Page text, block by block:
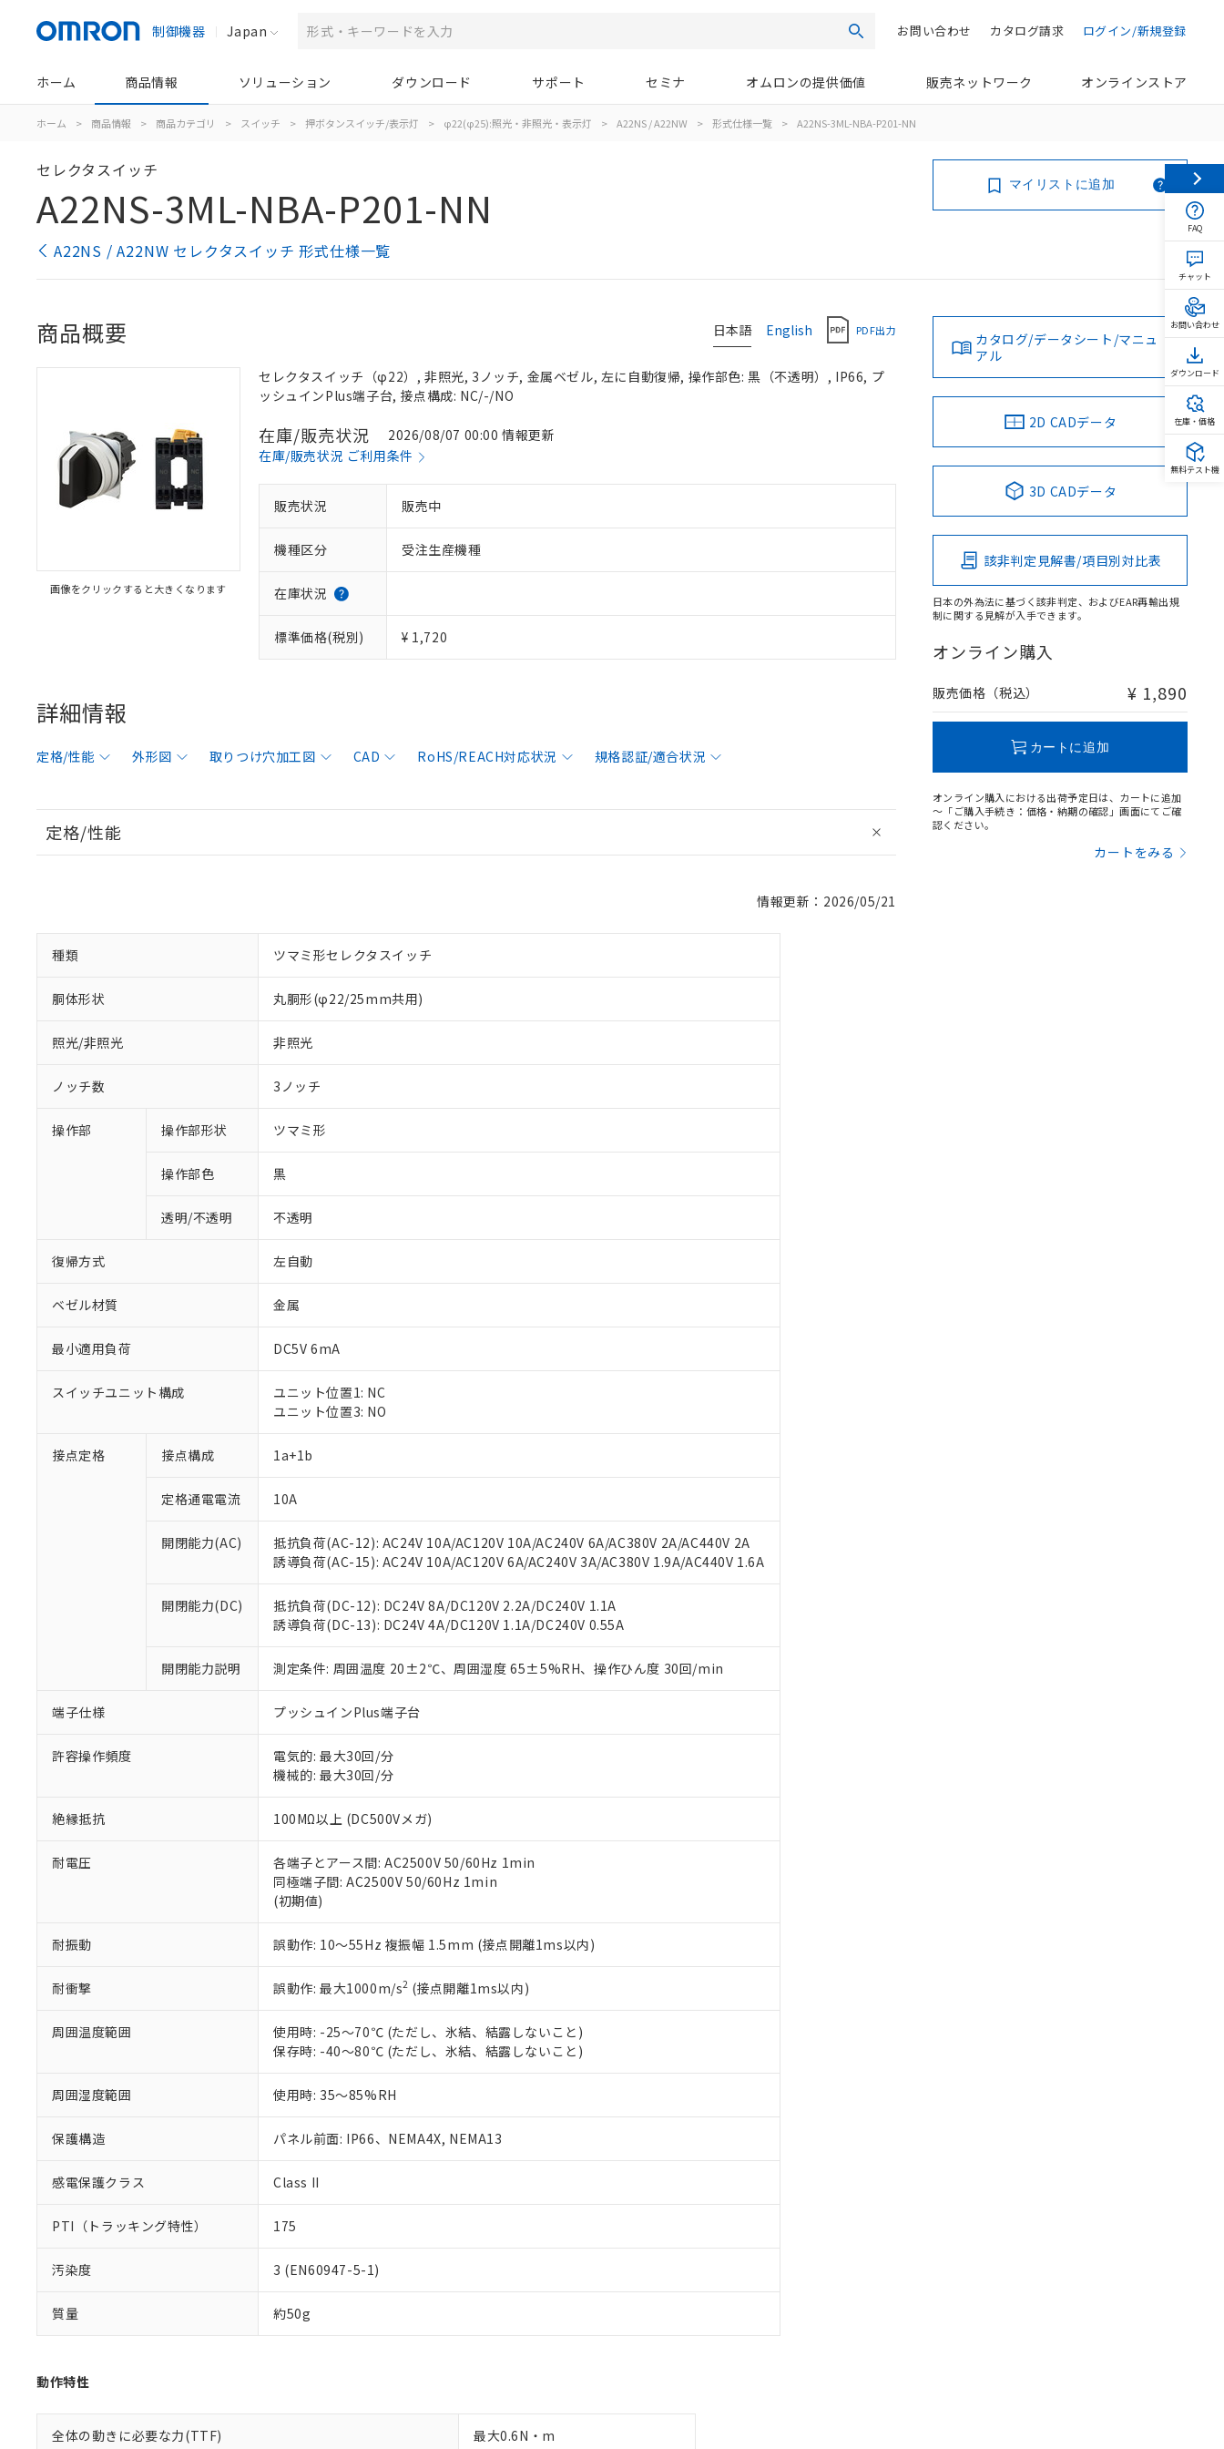
制御機器 Japan 検索 ログイン/新規登録
カタログ請求
お問い合わせ
ホーム 商品情報 ソリューション ダウンロード サポート セミナ オムロンの提供価値 販売ネットワーク オンラインストア
ホーム > 商品情報 > 商品カテゴリ > スイッチ > 押ボタンスイッチ/表示灯 > φ22(φ25):照光・非照光・表示灯 > A22NS / A22NW > 形式仕様一覧 > A22NS-3ML-NBA-P201-NN
セレクタスイッチ
A22NS-3ML-NBA-P201-NN
A22NS / A22NW セレクタスイッチ 形式仕様一覧
マイリストに追加
日本語 English PDF出力
商品概要
画像をクリックすると大きくなります
セレクタスイッチ（φ22）, 非照光, 3ノッチ, 金属ベゼル, 左に自動復帰, 操作部色: 黒（不透明）, IP66, プ
ッシュインPlus端子台, 接点構成: NC/-/NO
在庫/販売状況
2026/08/07 00:00 情報更新
在庫/販売状況 ご利用条件
販売状況 販売中
機種区分 受注生産機種
在庫状況
標準価格(税別) ¥ 1,720
詳細情報
定格/性能 外形図 取りつけ穴加工図 CAD RoHS/REACH対応状況 規格認証/適合状況
定格/性能
情報更新：2026/05/21
種類 ツマミ形セレクタスイッチ
胴体形状 丸胴形(φ22/25mm共用)
照光/非照光 非照光
ノッチ数 3ノッチ
操作部 操作部形状 ツマミ形
操作部色 黒
透明/不透明 不透明
復帰方式 左自動
ベゼル材質 金属
最小適用負荷 DC5V 6mA
スイッチユニット構成
ユニット位置1: NC
ユニット位置3: NO
接点定格 接点構成 1a+1b
定格通電電流 10A
開閉能力(AC)
抵抗負荷(AC-12): AC24V 10A/AC120V 10A/AC240V 6A/AC380V 2A/AC440V 2A
誘導負荷(AC-15): AC24V 10A/AC120V 6A/AC240V 3A/AC380V 1.9A/AC440V 1.6A
開閉能力(DC)
抵抗負荷(DC-12): DC24V 8A/DC120V 2.2A/DC240V 1.1A
誘導負荷(DC-13): DC24V 4A/DC120V 1.1A/DC240V 0.55A
開閉能力説明 測定条件: 周囲温度 20±2℃、周囲湿度 65±5%RH、操作ひん度 30回/min
端子仕様 プッシュインPlus端子台
許容操作頻度
電気的: 最大30回/分
機械的: 最大30回/分
絶縁抵抗 100MΩ以上 (DC500Vメガ)
耐電圧
各端子とアース間: AC2500V 50/60Hz 1min
同極端子間: AC2500V 50/60Hz 1min
(初期値)
耐振動 誤動作: 10～55Hz 複振幅 1.5mm (接点開離1ms以内)
耐衝撃 誤動作: 最大1000m/s2 (接点開離1ms以内)
周囲温度範囲
使用時: -25～70℃ (ただし、氷結、結露しないこと)
保存時: -40～80℃ (ただし、氷結、結露しないこと)
周囲湿度範囲 使用時: 35～85%RH
保護構造 パネル前面: IP66、NEMA4X, NEMA13
感電保護クラス Class II
PTI（トラッキング特性） 175
汚染度 3 (EN60947-5-1)
質量 約50g
動作特性
全体の動きに必要な力(TTF) 最大0.6N・m
カタログ/データシート/マニュ
アル
2D CADデータ
3D CADデータ
該非判定見解書/項目別対比表
日本の外為法に基づく該非判定、およびEAR再輸出規
制に関する見解が入手できます。
オンライン購入
販売価格（税込） ¥ 1,890
カートに追加
オンライン購入における出荷予定日は、カートに追加
～「ご購入手続き：価格・納期の確認」画面にてご確
認ください。
カートをみる
ご利用条件
以下の条件をお読みいただき、同意のうえご利用ください。
本サービスは、当社制御機器事業取扱商品の当社在庫状況および標準価格(税抜)を提供させていただ
くものです。
当社制御機器事業取扱商品の中には、本サービスの対象外となる商品もあることをご了承ください。
在庫状況および標準価格照会結果は、記載している更新日時点での社内データに基づき作成されるも
い。
正式な納期状況および標準価格はお客様のお取引先、またはお客様担当のオムロン制御機器販売店・
当社販売員にご相談ください。
在庫状況および標準価格結果を当社の事前の承諾なく第三者に漏洩または開示しないようお願いしま
す。
マイパーツ機能（部品リスト作成サービス）をご利用いただくには、I-Webメンバーズにご登録され
ている必要があります。
が、当社の製品・サービスに関するお客様との取引・商談に必要な範囲で利用することをご了承くだ
さい。
※当社の共同利用者とは、
"個人情報の共同利用に関して"
いる法人を指します。
※1 対応状況
対応予定：EU RoHS指令（10物質）の非含有に対応した製品に切り替える予定のある商品です。
対応予定なし：EU RoHS指令（10物質）の非含有に非対応の商品で、対応品を出す予定はありません。
調査・確認中：EU RoHS指令（10物質）の非含有の対応状況を調査中または確認中の商品です。
非該当品：ライセンス料など無形物で、有害物質有無と関係のない商品です。
があります。
*EU RoHS指令（10物質）：
鉛(Pb) 1000ppm以下、 水銀(Hg) 1000ppm以下、 カドミウム(Cd) 100ppm以下、
六価クロム(Cr(Ⅵ)) 1000ppm以下、ポリ臭化ビフェニル類(PBB) 1000ppm以下、ポリ臭化ジフェニルエーテル類(PBDE) 1000ppm以下、
フタル酸ビス(2-エチルヘキシル) (DEHP)(別名：DOP) 1000ppm以下、フタル酸ブチルベンジル（BBP） 1000ppm以下、フタル酸ジブチ
ル（DBP） 1000ppm以下、フタル酸ジイソブチル (DIBP) 1000ppm以下
但し、RoHS指令で産業用監視および制御機器に対する適用除外項目は除く。
フタル酸エステル類の４物質については閾値を超える意図的な使用がないことを確認しています。
※2 対応予定月
部品在庫の切り替え状況などにより、予定月が前後することがあります。
※3 非含有証明書ダウンロード
下記の非含有証明書をダウンロードすることができます。
EU RoHS指令（10物質）の非含有証明書
51物質の非含有証明書（当社基準）
また、RoHS指令のフタル酸エステル類４物質の対応では、対応完了までの期間は出荷製品に未対応品が
混在することから備考欄に対応日を記載しておりました。
既に当社にて対応品への在庫切替を完了していることから、特段のことがない限り、2022年1月12日よ
り割愛しております。
※1 中国RoHS○×表
「○」：最大均質材料含有率が中国RoHSの基準値以下であることを示します。
「×」：最大均質材料含有率が中国RoHSの基準値を超えていることを示します。
「－」：未確認です。当社販売部門へお問い合わせください。
Pb(鉛) :1000ppm、 Hg(水銀) : 1000ppm、 Cd(カドミウム) : 100ppm、
DEHP(フタル酸ビス(2-エチルヘキシル)) : 1000ppm
※2 環境保護使用期限
「10」：通常の使用状況下において有害物質が外部に漏えいし、環境に深刻な影響を及ぼさない年数を意
味します。
「－」：未確認です。当社販売部門へお問い合わせください。
う）を輸出または国外への提供する場合は、日本国政府の輸出許可(または役務取引許可)を取得する
などの必要な手続きをとります。
当社は規制貨物を破棄する場合は、完全に破砕するなど、違法に輸出されないよう必要な手段を講じ
ます。
当社は貴社製品を、核兵器、ミサイル、化学兵器、生物兵器またはその他武器並びにこれらの製造装
置等に一切使用いたしません。
当社は、貴社製品を第三者に販売する場合は、上記1、2および3の内容を当該第三者に通知します。
たしません。
合意する キャンセル
記
説明
△ 一定数には満たないが在庫あり
－
在庫なし(最新の在庫状況については、お客様のお取引先、またはお客様担当のオムロン制御
空
白
受注生産機種、また在庫状況の情報を公開していない機種
FAQ
チャット
お問い合わせ
ダウンロード
在庫・価格
無料テスト機